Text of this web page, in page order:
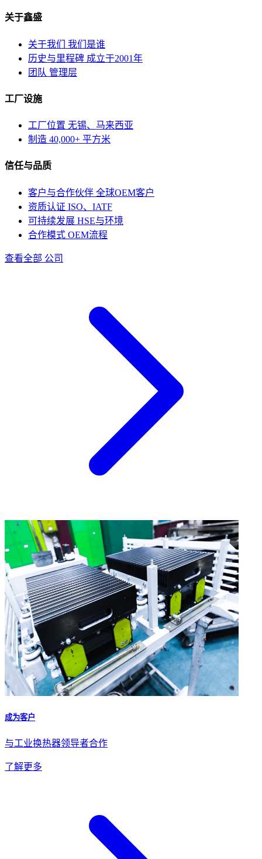
关于鑫盛
关于我们 我们是谁
历史与里程碑 成立于2001年
团队 管理层
工厂设施
工厂位置 无锡、马来西亚
制造 40,000+ 平方米
信任与品质
客户与合作伙伴 全球OEM客户
资质认证 ISO、IATF
可持续发展 HSE与环境
合作模式 OEM流程
查看全部 公司
成为客户
与工业换热器领导者合作
了解更多